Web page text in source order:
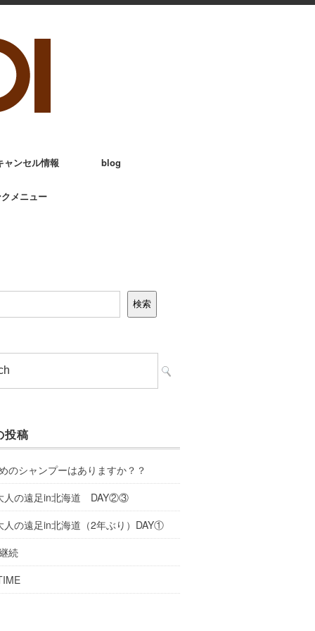
ャンセル情報 blog
クメニュー
検索
投稿
のシャンプーはありますか？？
人の遠足in北海道 DAY②③
人の遠足in北海道（2年ぶり）DAY①
続